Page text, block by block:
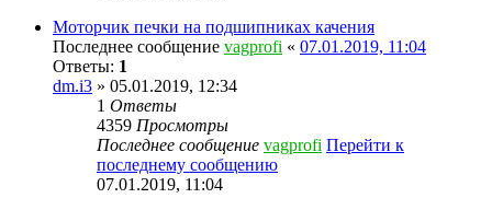
Моторчик печки на подшипниках качения
Последнее сообщение vagprofi « 07.01.2019, 11:04
Ответы: 1
dm.i3 » 05.01.2019, 12:34
1 Ответы
4359 Просмотры
Последнее сообщение vagprofi Перейти к
последнему сообщению
07.01.2019, 11:04